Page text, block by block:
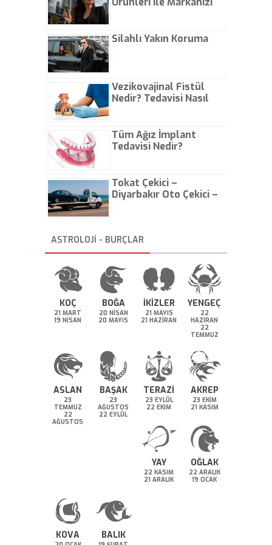
Silahlı Yakın Koruma
Vezikovajinal Fistül
Nedir? Tedavisi Nasıl
Tüm Ağız İmplant
Tedavisi Nedir?
Tokat Çekici –
Diyarbakır Oto Çekici –
ASTROLOJİ - BURÇLAR
KOÇ
21 MART
19 NİSAN
BOĞA
20 NİSAN
20 MAYIS
İKİZLER
21 MAYIS
21 HAZİRAN
YENGEÇ
22
HAZİRAN
22
TEMMUZ
ASLAN
23
TEMMUZ
22
AĞUSTOS
BAŞAK
23
AĞUSTOS
22 EYLÜL
TERAZİ
23 EYLÜL
22 EKİM
AKREP
23 EKİM
21 KASIM
YAY
22 KASIM
21 ARALIK
OĞLAK
22 ARALIK
19 OCAK
KOVA BALIK